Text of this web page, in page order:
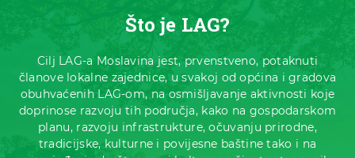
Što je LAG?
Cilj LAG-a Moslavina jest, prvenstveno, potaknuti
članove lokalne zajednice, u svakoj od općina i gradova
obuhvaćenih LAG-om, na osmišljavanje aktivnosti koje
doprinose razvoju tih područja, kako na gospodarskom
planu, razvoju infrastrukture, očuvanju prirodne,
tradicijske, kulturne i povijesne baštine tako i na